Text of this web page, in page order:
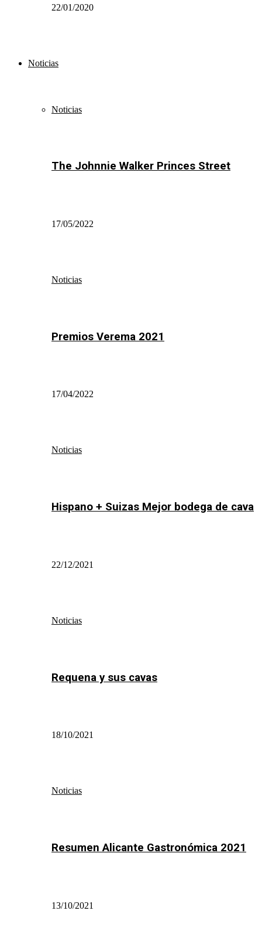
22/01/2020
Noticias
Noticias
The Johnnie Walker Princes Street
17/05/2022
Noticias
Premios Verema 2021
17/04/2022
Noticias
Hispano + Suizas Mejor bodega de cava
22/12/2021
Noticias
Requena y sus cavas
18/10/2021
Noticias
Resumen Alicante Gastronómica 2021
13/10/2021